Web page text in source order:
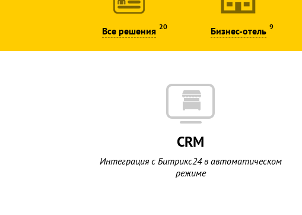
Все решения 20 Бизнес-отель 9
CRM
Интеграция с Битрикс24 в автоматическом
режиме